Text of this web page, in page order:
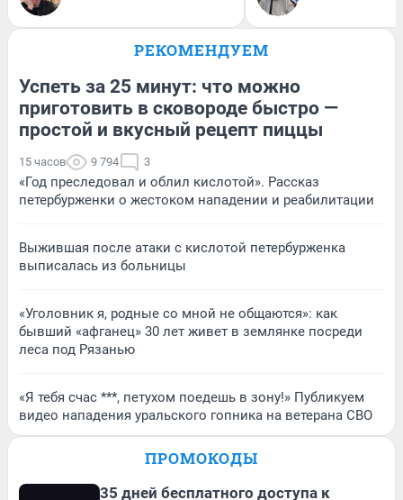
РЕКОМЕНДУЕМ
Успеть за 25 минут: что можно
приготовить в сковороде быстро —
простой и вкусный рецепт пиццы
15 часов 9 794 3
«Год преследовал и облил кислотой». Рассказ
петербурженки о жестоком нападении и реабилитации
Выжившая после атаки с кислотой петербурженка
выписалась из больницы
«Уголовник я, родные со мной не общаются»: как
бывший «афганец» 30 лет живет в землянке посреди
леса под Рязанью
«Я тебя счас ***, петухом поедешь в зону!» Публикуем
видео нападения уральского гопника на ветерана СВО
ПРОМОКОДЫ
35 дней бесплатного доступа к